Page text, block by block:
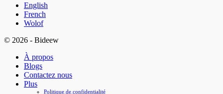
English
French
Wolof
© 2026 - Bideew
À propos
Blogs
Contactez nous
Plus
Politique de confidentialité